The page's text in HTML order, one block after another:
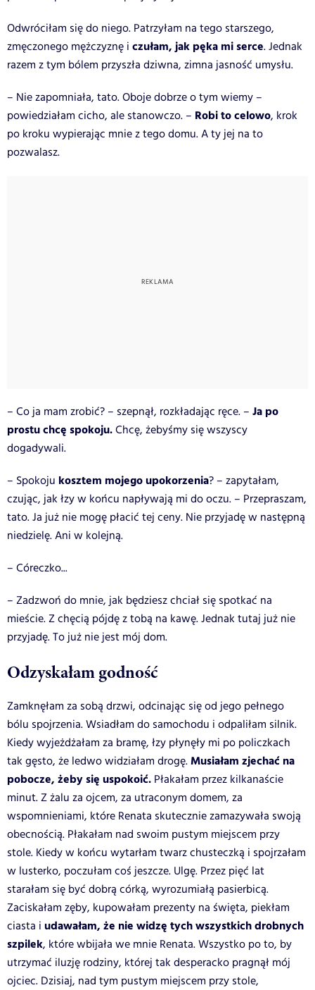
Odwróciłam się do niego. Patrzyłam na tego starszego,
zmęczonego mężczyznę i czułam, jak pęka mi serce. Jednak
razem z tym bólem przyszła dziwna, zimna jasność umysłu.
– Nie zapomniała, tato. Oboje dobrze o tym wiemy –
powiedziałam cicho, ale stanowczo. – Robi to celowo, krok
po kroku wypierając mnie z tego domu. A ty jej na to
pozwalasz.
– Co ja mam zrobić? – szepnął, rozkładając ręce. – Ja po
prostu chcę spokoju.Chcę, żebyśmy się wszyscy
dogadywali.
– Spokoju kosztem mojego upokorzenia? – zapytałam,
czując, jak łzy w końcu napływają mi do oczu. – Przepraszam,
tato. Ja już nie mogę płacić tej ceny. Nie przyjadę w następną
niedzielę. Ani w kolejną.
– Córeczko...
– Zadzwoń do mnie, jak będziesz chciał się spotkać na
mieście. Z chęcią pójdę z tobą na kawę. Jednak tutaj już nie
przyjadę. To już nie jest mój dom.
Odzyskałam godność
Zamknęłam za sobą drzwi, odcinając się od jego pełnego
bólu spojrzenia. Wsiadłam do samochodu i odpaliłam silnik.
Kiedy wyjeżdżałam za bramę, łzy płynęły mi po policzkach
tak gęsto, że ledwo widziałam drogę.Musiałam zjechać na
pobocze, żeby się uspokoić. Płakałam przez kilkanaście
minut. Z żalu za ojcem, za utraconym domem, za
wspomnieniami, które Renata skutecznie zamazywała swoją
obecnością. Płakałam nad swoim pustym miejscem przy
stole. Kiedy w końcu wytarłam twarz chusteczką i spojrzałam
w lusterko, poczułam coś jeszcze. Ulgę. Przez pięć lat
starałam się być dobrą córką, wyrozumiałą pasierbicą.
Zaciskałam zęby, kupowałam prezenty na święta, piekłam
ciasta i udawałam, że nie widzę tych wszystkich drobnych
szpilek, które wbijała we mnie Renata. Wszystko po to, by
utrzymać iluzję rodziny, której tak desperacko pragnął mój
ojciec. Dzisiaj, nad tym pustym miejscem przy stole,